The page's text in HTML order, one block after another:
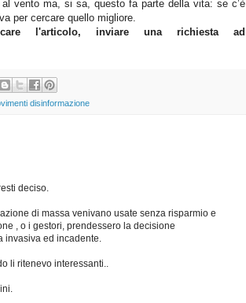
vento ma, si sa, questo fa parte della vita: se c’è
per cercare quello migliore.
l'articolo, inviare una richiesta ad
disinformazione
deciso.
di massa venivano usate senza risparmio e
, o i gestori, prendessero la decisione
invasiva ed incadente.
li ritenevo interessanti..